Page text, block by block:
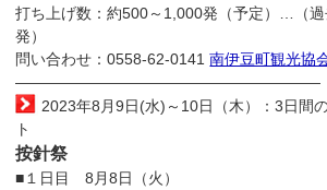
打ち上げ数：約500～1,000発（予定）…（
発）
問い合わせ：0558-62-0141南伊豆町観光協
————————————————————
2023年8月9日(水)～10日（木）：3日間
ト
按針祭
■１日目 8月8日（火）